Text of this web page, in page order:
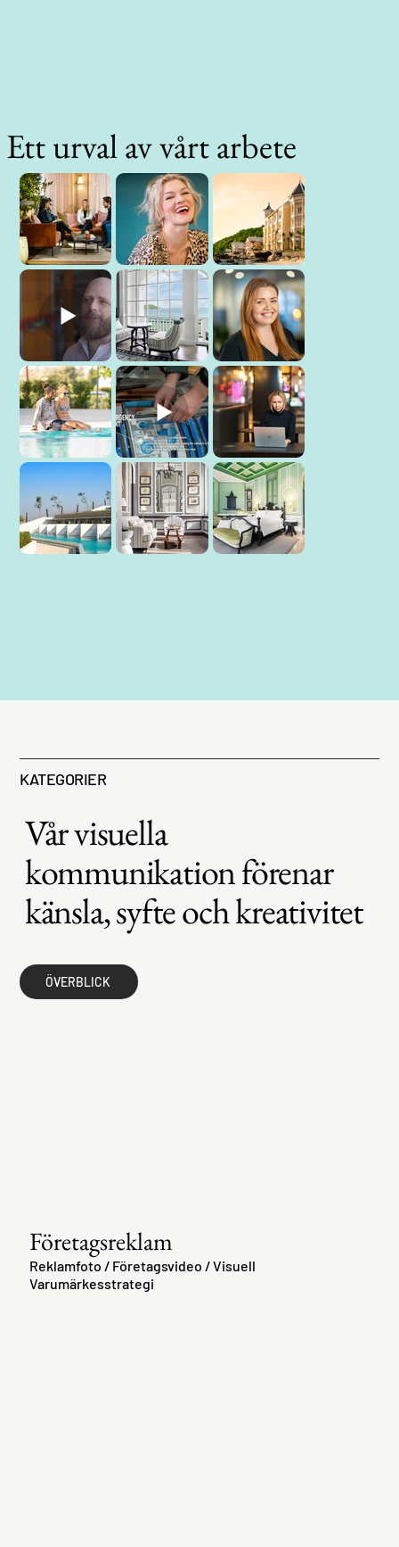
Ett urval av vårt arbete
KATEGORIER
Vår visuella
kommunikation förenar
känsla, syfte och kreativitet
ÖVERBLICK
Företagsreklam
Reklamfoto / Företagsvideo /Visuell
Varumärkesstrategi